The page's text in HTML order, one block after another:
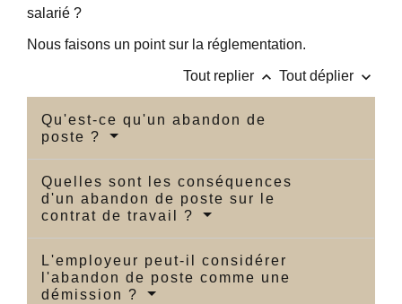
salarié ?
Nous faisons un point sur la réglementation.
Tout replier keyboard_arrow_up Tout déplier keyboard_arrow_down
Qu'est-ce qu'un abandon de
poste ?
Quelles sont les conséquences
d'un abandon de poste sur le
contrat de travail ?
L'employeur peut-il considérer
l'abandon de poste comme une
démission ?